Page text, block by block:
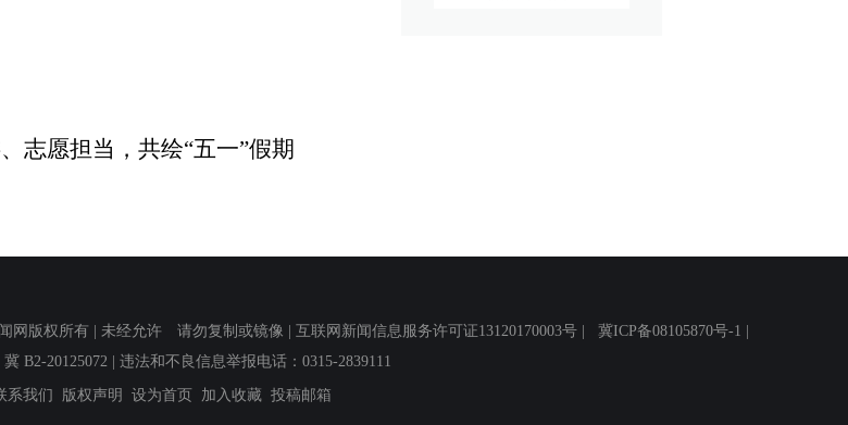
志愿担当，共绘“五一”假期
权所有 | 未经允许 请勿复制或镜像 | 互联网新闻信息服务许可证13120170003号 | 冀ICP备08105870号-1
B2-20125072 | 违法和不良信息举报电话：0315-2839111
系我们 版权声明 设为首页 加入收藏 投稿邮箱